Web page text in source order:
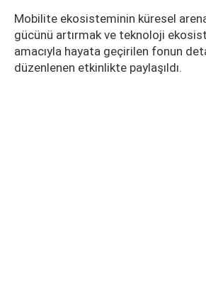
Mobilite ekosisteminin küresel
gücünü artırmak ve teknoloji
amacıyla hayata geçirilen fonun
düzenlenen etkinlikte paylaşıldı.